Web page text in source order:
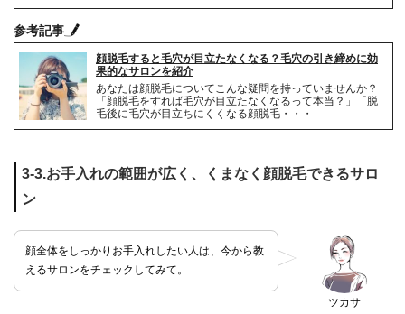
参考記事
顔脱毛すると毛穴が目立たなくなる？毛穴の引き締めに効
果的なサロンを紹介
あなたは顔脱毛についてこんな疑問を持っていませんか？
「顔脱毛をすれば毛穴が目立たなくなるって本当？」「脱
毛後に毛穴が目立ちにくくなる顔脱毛・・・
3-3.お手入れの範囲が広く、くまなく顔脱毛できるサロ
ン
ツカサ
顔全体をしっかりお手入れしたい人は、今から教
えるサロンをチェックしてみて。